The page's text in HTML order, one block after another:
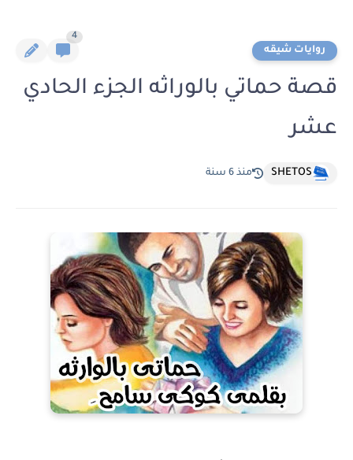
روايات شيقه
4
قصة حماتي بالوراثه الجزء الحادي
عشر
SHETOS منذ 6 سنة